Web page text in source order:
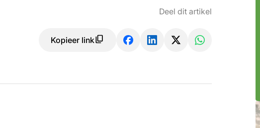
Deel dit artikel
Kopieer link